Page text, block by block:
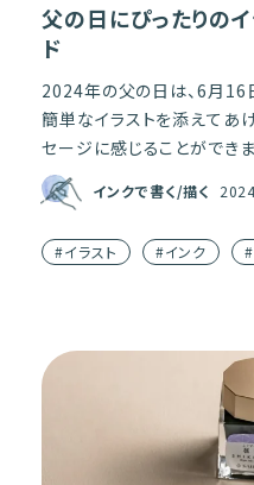
父の日にぴったりの
ド
2024年の父の日は、6月16
簡単なイラストを添えてあ
セージに感じることができ
にぴったりな「ネクタイ」「
インクで書く/描く
#イラスト #インク